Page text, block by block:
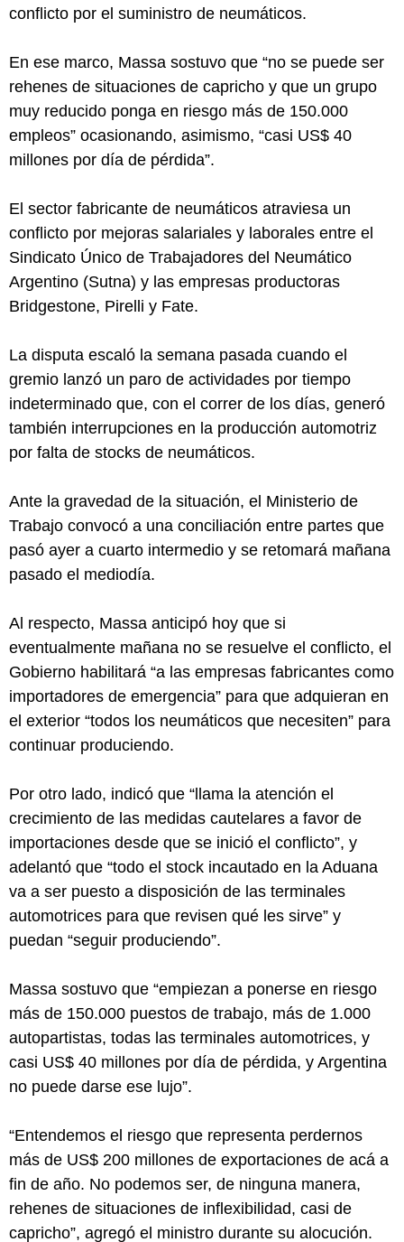
conflicto por el suministro de neumáticos.
En ese marco, Massa sostuvo que “no se puede ser
rehenes de situaciones de capricho y que un grupo
muy reducido ponga en riesgo más de 150.000
empleos” ocasionando, asimismo, “casi US$ 40
millones por día de pérdida”.
El sector fabricante de neumáticos atraviesa un
conflicto por mejoras salariales y laborales entre el
Sindicato Único de Trabajadores del Neumático
Argentino (Sutna) y las empresas productoras
Bridgestone, Pirelli y Fate.
La disputa escaló la semana pasada cuando el
gremio lanzó un paro de actividades por tiempo
indeterminado que, con el correr de los días, generó
también interrupciones en la producción automotriz
por falta de stocks de neumáticos.
Ante la gravedad de la situación, el Ministerio de
Trabajo convocó a una conciliación entre partes que
pasó ayer a cuarto intermedio y se retomará mañana
pasado el mediodía.
Al respecto, Massa anticipó hoy que si
eventualmente mañana no se resuelve el conflicto, el
Gobierno habilitará “a las empresas fabricantes como
importadores de emergencia” para que adquieran en
el exterior “todos los neumáticos que necesiten” para
continuar produciendo.
Por otro lado, indicó que “llama la atención el
crecimiento de las medidas cautelares a favor de
importaciones desde que se inició el conflicto”, y
adelantó que “todo el stock incautado en la Aduana
va a ser puesto a disposición de las terminales
automotrices para que revisen qué les sirve” y
puedan “seguir produciendo”.
Massa sostuvo que “empiezan a ponerse en riesgo
más de 150.000 puestos de trabajo, más de 1.000
autopartistas, todas las terminales automotrices, y
casi US$ 40 millones por día de pérdida, y Argentina
no puede darse ese lujo”.
“Entendemos el riesgo que representa perdernos
más de US$ 200 millones de exportaciones de acá a
fin de año. No podemos ser, de ninguna manera,
rehenes de situaciones de inflexibilidad, casi de
capricho”, agregó el ministro durante su alocución.